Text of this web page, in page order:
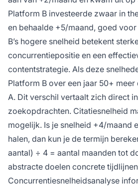
Platform B investeerde zwaar in
en behaalde +5/maand, goed voor
B’s hogere snelheid betekent
concurrentiepositie en een
contentstrategie. Als deze
Platform B over een jaar 50+
A. Dit verschil vertaalt zich direct
zoekopdrachten. Citatiesnelheid
mogelijk. Is je snelheid +4/maand
halen, dan kun je de termijn
aantal) ÷ 4 = aantal maanden tot
abstracte doelen concrete
Concurrentiesnelheidsanalyse